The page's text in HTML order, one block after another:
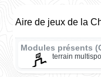
Aire de jeux de la
Modules présents
terrain